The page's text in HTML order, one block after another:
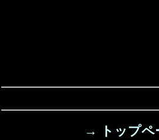
→ トップペ